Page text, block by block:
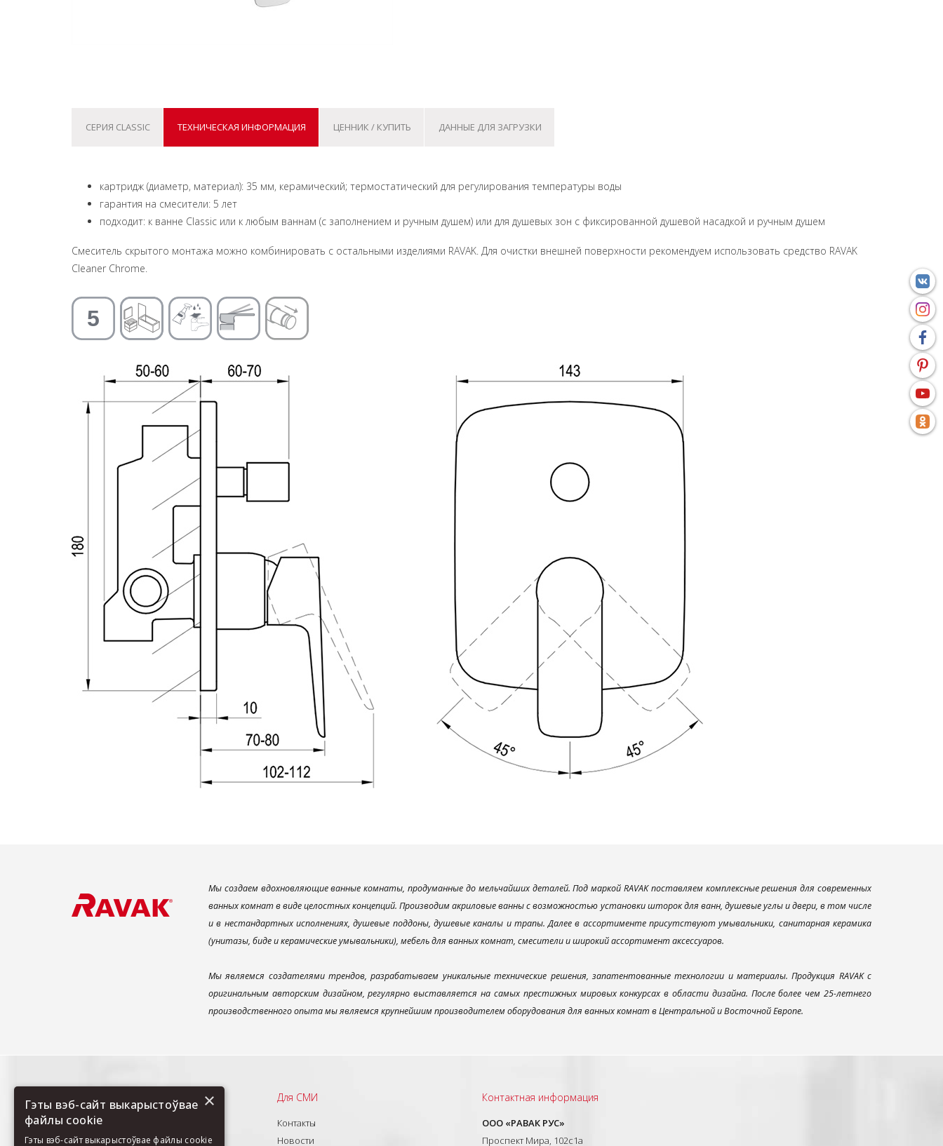
СЕРИЯ CLASSIC ТЕХНИЧЕСКАЯ ИНФОРМАЦИЯ ЦЕННИК / КУПИТЬ ДАННЫЕ ДЛЯ ЗАГРУЗКИ
картридж (диаметр, материал): 35 мм, керамический; термостатический для регулирования температуры воды
гарантия на смесители: 5 лет
подходит: к ванне Classic или к любым ваннам (с заполнением и ручным душем) или для душевых зон с фиксированной душевой насадкой и ручным душем
Смеситель скрытого монтажа можно комбинировать с остальными изделиями RAVAK. Для очистки внешней поверхности рекомендуем использовать средство RAVAK
Cleaner Chrome.
Мы создаем вдохновляющие ванные комнаты, продуманные до мельчайших деталей. Под маркой RAVAK поставляем комплексные решения для современных
ванных комнат в виде целостных концепций. Производим акриловые ванны с возможностью установки шторок для ванн, душевые углы и двери, в том числе
и в нестандартных исполнениях, душевые поддоны, душевые каналы и трапы. Далее в ассортименте присутствуют умывальники, санитарная керамика
(унитазы, биде и керамические умывальники), мебель для ванных комнат, смесители и широкий ассортимент аксессуаров.
Мы являемся создателями трендов, разрабатываем уникальные технические решения, запатентованные технологии и материалы. Продукция RAVAK с
оригинальным авторским дизайном, регулярно выставляется на самых престижных мировых конкурсах в области дизайна. После более чем 25-летнего
производственного опыта мы являемся крупнейшим производителем оборудования для ванных комнат в Центральной и Восточной Европе.
Рекомендуем
О нас
Продукты
Для СМИ
Контакты
Новости
Контактная информация
ООО «РАВАК РУС»
Проспект Мира, 102с1а
×
Гэты вэб-сайт выкарыстоўвае
файлы cookie
Гэты вэб-сайт выкарыстоўвае файлы cookie